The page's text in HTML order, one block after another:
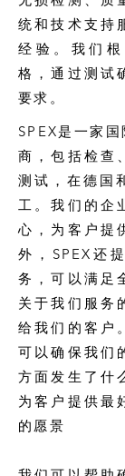
统和技术支持
经验。我们
格，通过测试
要求。
SPEX是一家
商，包括检查
测试，在德国
工。我们的企
心，为客户提
外，SPEX还
务，可以满足
关于我们服务
给我们的客户
可以确保我们
方面发生了什
为客户提供最
的愿景